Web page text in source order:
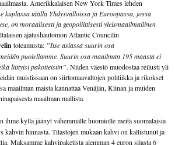
Amerikkalaisen New York Times lehden
kuplassa täällä Yhdysvalloissa ja Euroopassa, jossa
on moraalisesti ja geopoliittisesti yleismaailmallinen
ajatushautomon Atlantic Councilin
toteamusta: ”Itse asiassa suurin osa
puolellamme. Suurin osa maailman 195 maasta ei
liittyisi pakotteisiin”. Niiden väestö muodostaa reilusti yli
muistissaan on siirtomaavaltojen politiikka ja rikokset
maailman maista kannattaa Venäjän, Kiinan ja muiden
maailman mallista.
ihme kyllä jäänyt vähemmälle huomiolle meitä suomalaisia
kahvin hinnasta. Tilastojen mukaan kahvi on kallistunut ja
Maksamme kahvipaketista aiemman 4 euron sijasta 6